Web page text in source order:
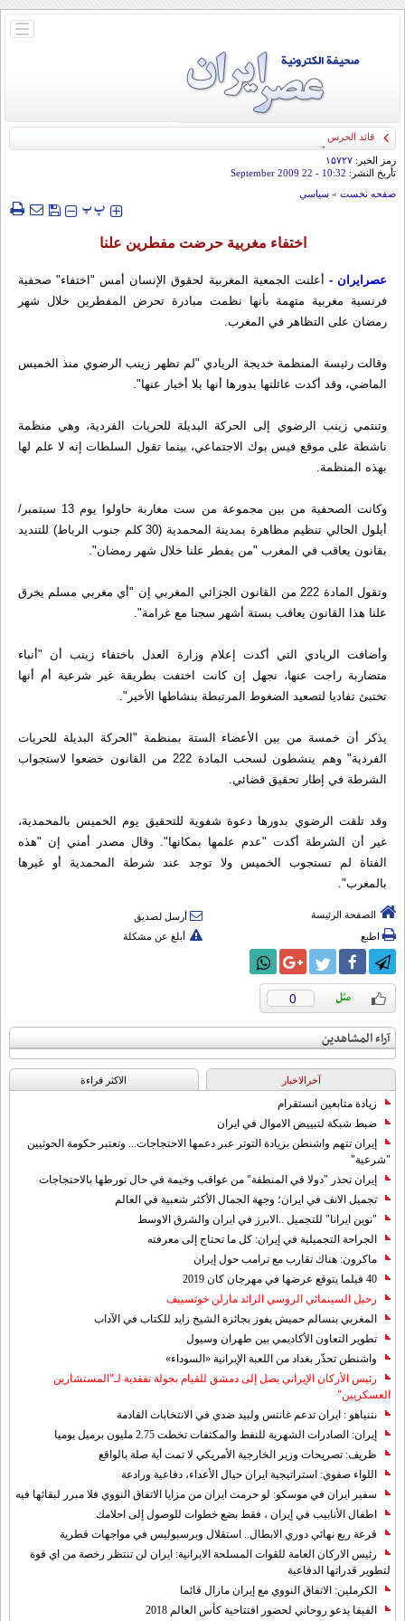
باز
قائد الحرس الثوري: إيران ستدمر أمريكا وإسرائيل والسعودية إذا تجاوزت خطوط طهران
الحمراء
رمز الخبر: ۱۵۷۲۷
تأريخ النشر: 10:32
- 22 September 2009
صفحه نخست » سياسي
‍‍‍ پپ
اختفاء مغربية حرضت مفطرين علنا
عصرایران - أعلنت الجمعية المغربية لحقوق الإنسان أمس "اختفاء" صحفية
فرنسية مغربية متهمة بأنها نظمت مبادرة تحرض المفطرين خلال شهر
رمضان على التظاهر في المغرب.
وقالت رئيسة المنظمة خديجة الريادي "لم تظهر زينب الرضوي منذ الخميس
الماضي، وقد أكدت عائلتها بدورها أنها بلا أخبار عنها".
وتنتمي زينب الرضوي إلى الحركة البديلة للحريات الفردية، وهي منظمة
ناشطة على موقع فيس بوك الاجتماعي، بينما تقول السلطات إنه لا علم لها
بهذه المنظمة.
وكانت الصحفية من بين مجموعة من ست مغاربة حاولوا يوم 13 سبتمبر/
أيلول الحالي تنظيم مظاهرة بمدينة المحمدية (30 كلم جنوب الرباط) للتنديد
بقانون يعاقب في المغرب "من يفطر علنا خلال شهر رمضان".
وتقول المادة 222 من القانون الجزائي المغربي إن "أي مغربي مسلم يخرق
علنا هذا القانون يعاقب بستة أشهر سجنا مع غرامة".
وأضافت الريادي التي أكدت إعلام وزارة العدل باختفاء زينب أن "أنباء
متضاربة راجت عنها، نجهل إن كانت اختفت بطريقة غير شرعية أم أنها
تختبئ تفاديا لتصعيد الضغوط المرتبطة بنشاطها الأخير".
يذكر أن خمسة من بين الأعضاء الستة بمنظمة "الحركة البديلة للحريات
الفردية" وهم ينشطون لسحب المادة 222 من القانون خضعوا لاستجواب
الشرطة في إطار تحقيق قضائي.
وقد تلقت الرضوي بدورها دعوة شفوية للتحقيق يوم الخميس بالمحمدية،
غير أن الشرطة أكدت "عدم علمها بمكانها". وقال مصدر أمني إن "هذه
الفتاة لم تستجوب الخميس ولا توجد عند شرطة المحمدية أو غيرها
بالمغرب".
الصفحة الرئيسة
أرسل لصديق
اطبع
أبلغ عن مشكلة
0
آراء المشاهدين
آخرالاخبار الاکثر قراءة
زيادة متابعين انستقرام
ضبط شبكة لتبييض الاموال في ايران
إيران تتهم واشنطن بزيادة التوتر عبر دعمها الاحتجاجات... وتعتبر حكومة الحوثيين
"شرعية"
إيران تحذر "دولا في المنطقة" من عواقب وخيمة في حال تورطها بالاحتجاجات
تجميل الانف في ايران؛ وجهة الجمال الأكثر شعبية في العالم
"نوين ايرانا" للتجميل ..الابرز في ايران والشرق الاوسط
الجراحة التجميلية في إيران: كل ما تحتاج إلى معرفته
ماكرون: هناك تقارب مع ترامب حول إيران
40 فيلما يتوقع عرضها في مهرجان كان 2019
رحيل السينمائي الروسي الرائد مارلن خوتسييف
المغربي بنسالم حميش يفوز بجائزة الشيخ زايد للكتاب في الآداب
تطوير التعاون الأكاديمي بين طهران وسيول
واشنطن تحذّر بغداد من اللعبة الإيرانية «السوداء»
رئيس الأركان الإيراني يصل إلى دمشق للقيام بجولة تفقدية لـ"المستشارين
العسكريين"
نتنياهو : ايران تدعم غانتس ولبيد ضدي في الانتخابات القادمة
إيران: الصادرات الشهریة للنفط والمكثفات تخطت 2.75 مليون برميل يوميا
ظريف: تصريحات وزير الخارجية الأمريكي لا تمت أية صلة بالواقع
اللواء صفوي: استراتيجية ايران حيال الأعداء، دفاعية ورادعة
سفير ايران في موسكو: لو حرمت ايران من مزايا الاتفاق النووي فلا مبرر لبقائها فيه
اطفال الأنابيب في إيران ، فقط بضع خطوات للوصول إلى احلامك
قرعة ربع نهائي دوري الابطال.. استقلال وبرسبوليس في مواجهات قطرية
رئيس الاركان العامة للقوات المسلحة الايرانية: ايران لن تنتظر رخصة من اي قوة
لتطوير قدراتها الدفاعية
الكرملين: الاتفاق النووي مع إيران مازال قائما
الفيفا يدعو روحاني لحضور افتتاحية كأس العالم 2018